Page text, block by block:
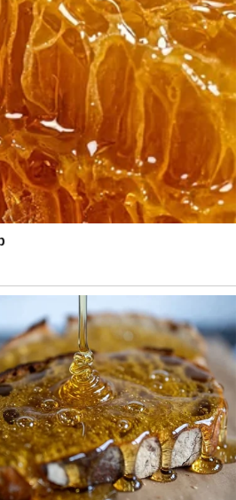
nekadašnji prijatelj ili neko s kim
se na stare priče ili je bolje
Nekada se prošlost vraća kako bi
bismo ponovili iste greške.
promjena, Bik će imati priliku
bi dobiti povjerenje ljudi koji
troškove. Mudro planiranje donijet
mogli bi riješiti stare
Bikovi mogli bi se iznenaditi kada
nestali.
zaboravi lekcije koje je već naučio.